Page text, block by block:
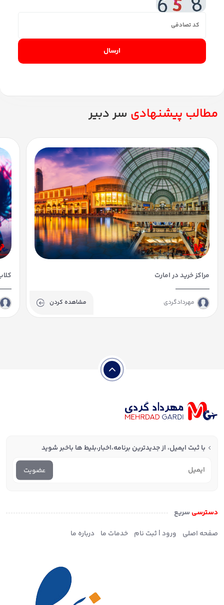
ارسال
مطالب پیشنهادی سر دبیر
مراکز خرید در امارت
مهردادگردی مشاهده کردن
با ثبت ایمیل، از جدید‌ترین برنامه،اخبار،بلیط ها با‌خبر شوید
عضویت
دسترسی سریع
صفحه اصلی
ورود | ثبت نام خدمات ما درباره ما